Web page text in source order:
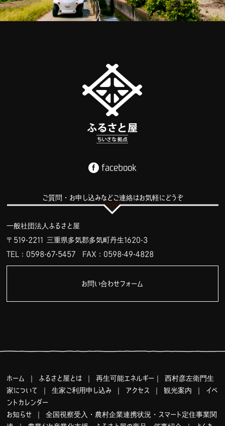
facebook
ご質問・お申し込みなどご連絡はお気軽にどうぞ
一般社団法人ふるさと屋
〒519-2211 三重県多気郡多気町丹生1620-3
TEL：0598-67-5457 FAX：0598-49-4828
お問い合わせフォーム
ホーム ふるさと屋とは ｜再生可能エネルギー ｜西村彦左衛門生
家について
｜生家ご利用申し込み アクセス ｜観光案内
イベ
ントカレンダー
お知らせ ｜全国視察受入・農村企業連携状況・スマート定住事業関